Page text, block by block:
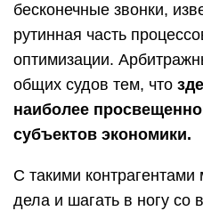
бесконечные звонки,
рутинная часть
оптимизации.
общих судов тем, что
наиболее
субъектов экономики.
С такими
дела и шагать в ногу со